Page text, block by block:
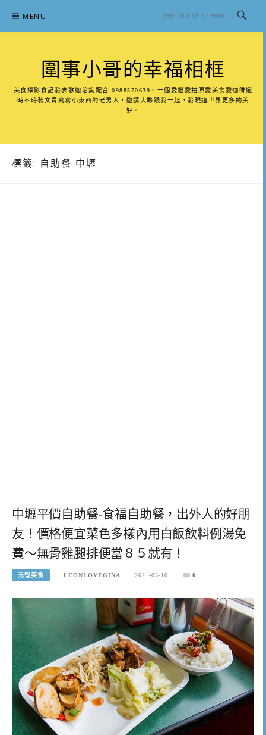
content
MENU
圍事小哥的幸福相框
美食攝影食記發表歡迎洽詢配合:0988570639。一個愛貓愛拍照愛美食愛咖啡還
時不時裝文青寫寫小東西的老男人，邀請大夥跟我一起，發現這世界更多的美
好。
標籤: 自助餐 中壢
中壢平價自助餐-食福自助餐，出外人的好朋
友！價格便宜菜色多樣內用白飯飲料例湯免
費～無骨雞腿排便當８５就有！
元智美食 LEONLOVEGINA 2021-03-10 0